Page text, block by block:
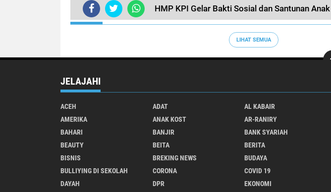
HMP KPI Gelar Bakti Sosial dan Santunan
TERKINI
LIHAT SEMUA
JELAJAHI
ACEH ADAT AL KABAIR
AMERIKA
ANAK KOST AR-RANIRY
BAHARI
BANJIR BANK SYARIAH
BEAUTY
BEITA BERITA
BISNIS
BREKING NEWS BUDAYA
BULLIYING DI SEKOLAH
CORONA COVID 19
DAYAH
DPR EKONOMI